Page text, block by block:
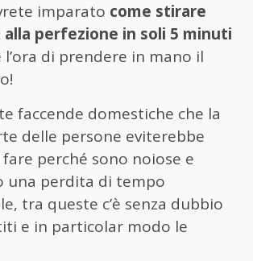
imparato come stirare
alla perfezione in soli 5 minuti
di prendere in mano il
faccende domestiche che la
delle persone eviterebbe
perché sono noiose e
una perdita di tempo
tra queste c’è senza dubbio
e in particolar modo le